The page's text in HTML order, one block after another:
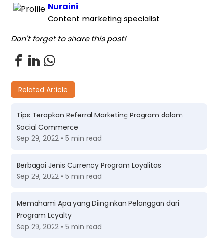
Nuraini
Content marketing specialist
Don't forget to share this post!
Related Article
Tips Terapkan Referral Marketing Program dalam
Social Commerce
Sep 29, 2022 • 5 min read
Berbagai Jenis Currency Program Loyalitas
Sep 29, 2022 • 5 min read
Memahami Apa yang Diinginkan Pelanggan dari
Program Loyalty
Sep 29, 2022 • 5 min read